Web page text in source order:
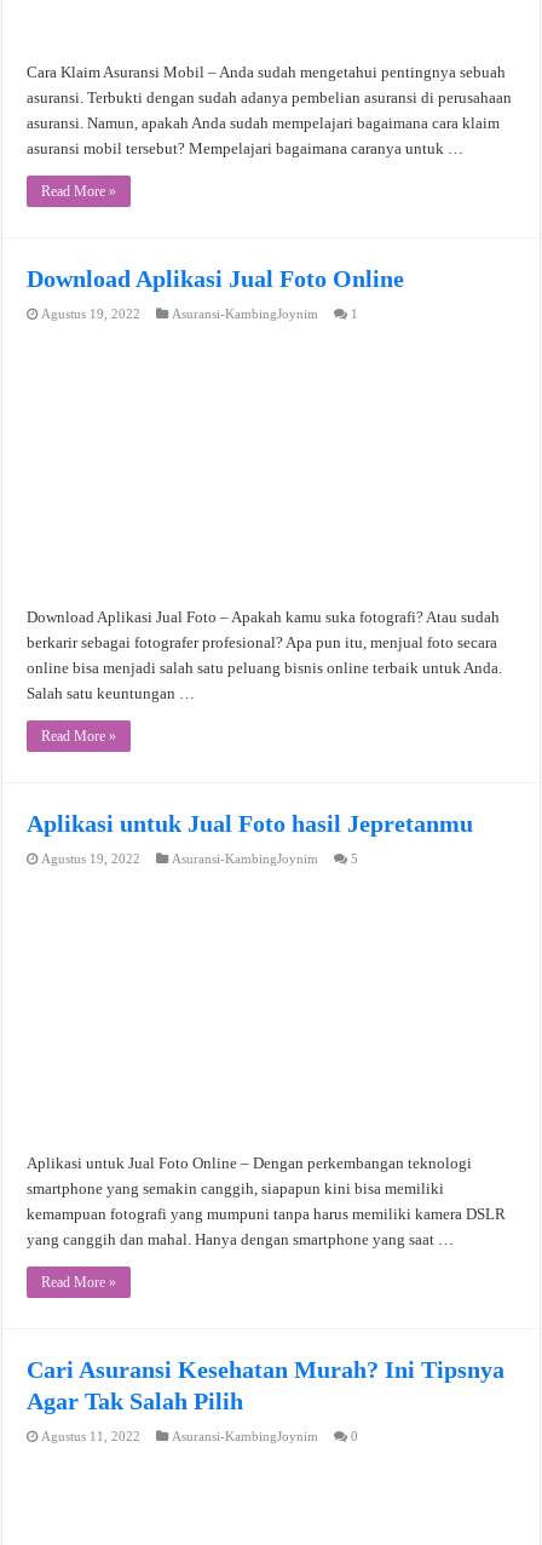
Cara Klaim Asuransi Mobil – Anda sudah mengetahui pentingnya sebuah
asuransi. Terbukti dengan sudah adanya pembelian asuransi di perusahaan
asuransi. Namun, apakah Anda sudah mempelajari bagaimana cara klaim
asuransi mobil tersebut? Mempelajari bagaimana caranya untuk …
Read More »
Download Aplikasi Jual Foto Online
Agustus 19, 2022 Asuransi-KambingJoynim 1
Download Aplikasi Jual Foto – Apakah kamu suka fotografi? Atau sudah
berkarir sebagai fotografer profesional? Apa pun itu, menjual foto secara
online bisa menjadi salah satu peluang bisnis online terbaik untuk Anda.
Salah satu keuntungan …
Read More »
Aplikasi untuk Jual Foto hasil Jepretanmu
Agustus 19, 2022 Asuransi-KambingJoynim 5
Aplikasi untuk Jual Foto Online – Dengan perkembangan teknologi
smartphone yang semakin canggih, siapapun kini bisa memiliki
kemampuan fotografi yang mumpuni tanpa harus memiliki kamera DSLR
yang canggih dan mahal. Hanya dengan smartphone yang saat …
Read More »
Cari Asuransi Kesehatan Murah? Ini Tipsnya
Agar Tak Salah Pilih
Agustus 11, 2022 Asuransi-KambingJoynim 0